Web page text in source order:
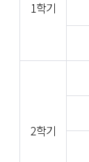
1학기
2학기